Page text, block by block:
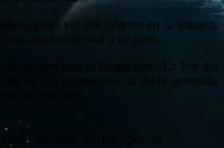
pudo ver dos objetos en la imagen,
con una forma oval o de plato.
que tuvo el testigo con «La Voz del
en sus expresiones la duda generada
de este tipo.
raro. Mirando la foto por la